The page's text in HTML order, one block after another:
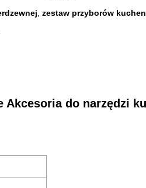
, zestaw przyborów
do narzędzi